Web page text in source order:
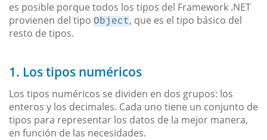
es posible porque todos los tipos del Framework .NET
provienen del tipo Object, que es el tipo básico del
resto de tipos.
1. Los tipos numéricos
Los tipos numéricos se dividen en dos grupos: los
enteros y los decimales. Cada uno tiene un conjunto de
tipos para representar los datos de la mejor manera,
en función de las necesidades.